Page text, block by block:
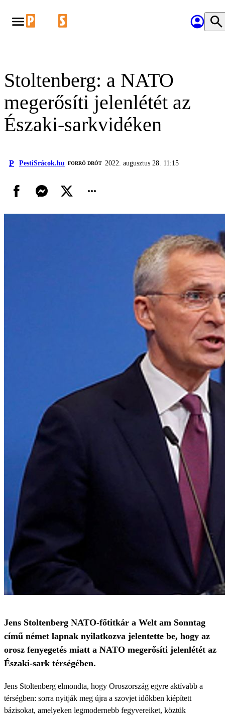
Stoltenberg: a NATO
megerősíti jelenlétét az
Északi-sarkvidéken
P PestiSrácok.hu FORRÓ DRÓT 2022. augusztus 28. 11:15
Jens Stoltenberg NATO-főtitkár a Welt am Sonntag
című német lapnak nyilatkozva jelentette be, hogy az
orosz fenyegetés miatt a NATO megerősíti jelenlétét az
Északi-sark térségében.
Jens Stoltenberg elmondta, hogy Oroszország egyre aktívabb a
térségben: sorra nyitják meg újra a szovjet időkben kiépített
bázisokat, amelyeken legmodernebb fegyvereiket, köztük